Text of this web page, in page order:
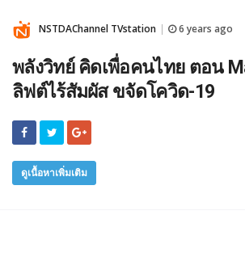
NSTDAChannel TVstation 6 years ago
พลังวิทย์ คิดเพื่อคนไทย ตอน
ลิฟต์ไร้สัมผัส ขจัดโควิด-19
ดูเนื้อหาเพิ่มเติม